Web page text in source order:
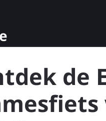
de